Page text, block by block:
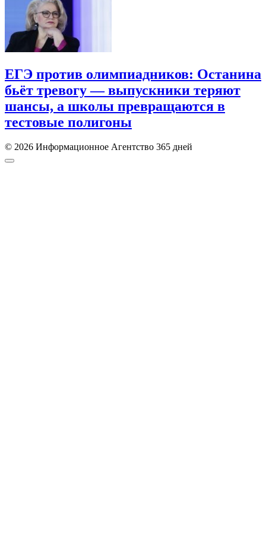
ЕГЭ против олимпиадников: Останина
бьёт тревогу — выпускники теряют
шансы, а школы превращаются в
тестовые полигоны
© 2026 Информационное Агентство 365 дней